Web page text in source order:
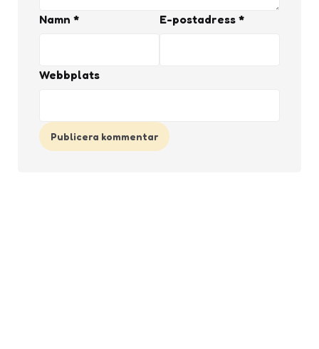
Namn * E-postadress *
Webbplats